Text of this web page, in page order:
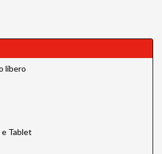
libero
Tablet